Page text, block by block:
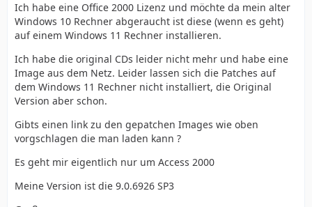
Ich habe eine Office 2000 Lizenz und möchte da mein alter
Windows 10 Rechner abgeraucht ist diese (wenn es geht)
auf einem Windows 11 Rechner installieren.
Ich habe die original CDs leider nicht mehr und habe eine
Image aus dem Netz. Leider lassen sich die Patches auf
dem Windows 11 Rechner nicht installiert, die Original
Version aber schon.
Gibts einen link zu den gepatchen Images wie oben
vorgschlagen die man laden kann ?
Es geht mir eigentlich nur um Access 2000
Meine Version ist die 9.0.6926 SP3